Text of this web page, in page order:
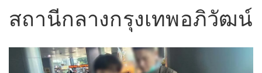
สถานีกลางกรุงเทพอภิวัฒน์